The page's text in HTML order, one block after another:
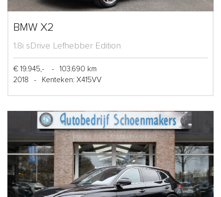
BMW X2
1.8i sDrive Lefhebber Edition
€ 19.945,- -
103.690 km
2018
- Kenteken: X415VV